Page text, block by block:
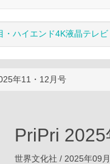
・ハイエンド4K液晶テレビ
年11・12月号
PriPri
世界文化社 / 2025年09